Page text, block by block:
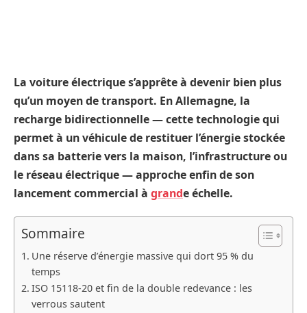
La voiture électrique s’apprête à devenir bien plus
qu’un moyen de transport. En Allemagne, la
recharge bidirectionnelle — cette technologie qui
permet à un véhicule de restituer l’énergie stockée
dans sa batterie vers la maison, l’infrastructure ou
le réseau électrique — approche enfin de son
lancement commercial à grande échelle.
Sommaire
Une réserve d’énergie massive qui dort 95 % du
temps
ISO 15118-20 et fin de la double redevance : les
verrous sautent